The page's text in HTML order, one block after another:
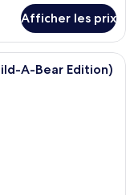
Afficher les prix
d’hôtel moderne
A-Bear Edition)